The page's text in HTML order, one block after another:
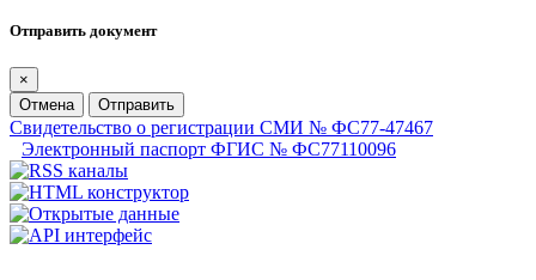
Отправить документ
×
Отмена
Отправить
Свидетельство о регистрации СМИ № ФС77-47467
Электронный паспорт ФГИС № ФС77110096